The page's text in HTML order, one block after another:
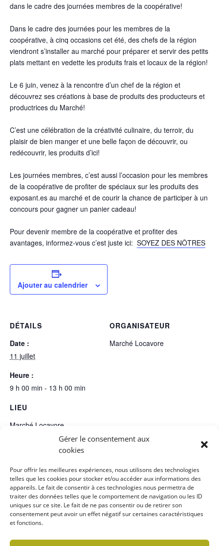
Gérer le consentement aux
cookies
Pour offrir les meilleures expériences, nous utilisons des technologies
telles que les cookies pour stocker et/ou accéder aux informations des
appareils. Le fait de consentir à ces technologies nous permettra de
traiter des données telles que le comportement de navigation ou les ID
uniques sur ce site. Le fait de ne pas consentir ou de retirer son
consentement peut avoir un effet négatif sur certaines caractéristiques
et fonctions.
dans le cadre des journées membres de la coopérative!
Dans le cadre des journées pour les membres de la
coopérative, à cinq occasions cet été, des chefs de la région
viendront s’installer au marché pour préparer et servir des petits
plats mettant en vedette les produits frais et locaux de la région!
Le 6 juin, venez à la rencontre d’un chef de la région et
découvrez ses créations à base de produits des producteurs et
productrices du Marché!
C’est une célébration de la créativité culinaire, du terroir, du
plaisir de bien manger et une belle façon de découvrir, ou
redécouvrir, les produits d’ici!
Les journées membres, c’est aussi l’occasion pour les membres
de la coopérative de profiter de spéciaux sur les produits des
exposant.es au marché et de courir la chance de participer à un
concours pour gagner un panier cadeau!
Pour devenir membre de la coopérative et profiter des
avantages, informez-vous c’est juste ici: SOYEZ DES NÔTRES
Ajouter au calendrier
DÉTAILS
Date :
11 juillet
Heure :
9 h 00 min - 13 h 00 min
LIEU
Marché Locavore
154 A, route 222
Québec Canada
ORGANISATEUR
Marché Locavore
Journée membres et Chef sous le
chapiteau!
Journée membres et Chef sous le
chapiteau!
Politique de confidentialité